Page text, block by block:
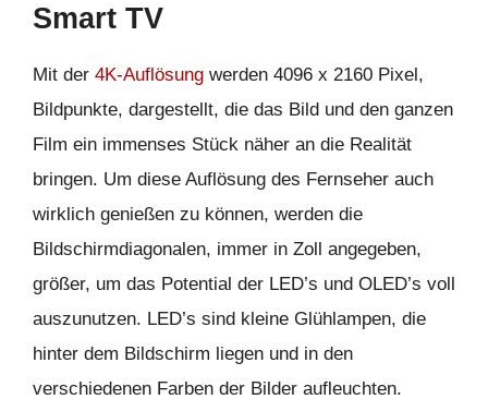
Smart TV
Mit der 4K-Auflösung werden 4096 x 2160 Pixel,
Bildpunkte, dargestellt, die das Bild und den ganzen
Film ein immenses Stück näher an die Realität
bringen. Um diese Auflösung des Fernseher auch
wirklich genießen zu können, werden die
Bildschirmdiagonalen, immer in Zoll angegeben,
größer, um das Potential der LED’s und OLED’s voll
auszunutzen. LED’s sind kleine Glühlampen, die
hinter dem Bildschirm liegen und in den
verschiedenen Farben der Bilder aufleuchten.